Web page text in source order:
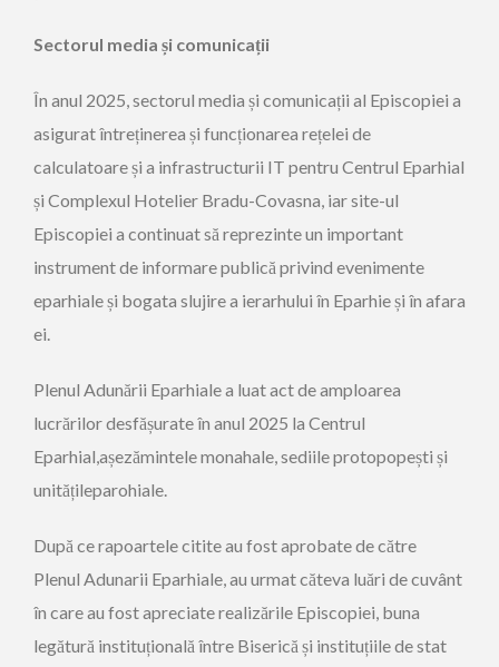
Sectorul media și comunicații
În anul 2025, sectorul media și comunicații al Episcopiei a
asigurat întreținerea și funcționarea rețelei de
calculatoare și a infrastructurii IT pentru Centrul Eparhial
și Complexul Hotelier Bradu-Covasna, iar site-ul
Episcopiei a continuat să reprezinte un important
instrument de informare publică privind evenimente
eparhiale și bogata slujire a ierarhului în Eparhie și în afara
ei.
Plenul Adunării Eparhiale a luat act de amploarea
lucrărilor desfășurate în anul 2025 la Centrul
Eparhial,așezămintele monahale, sediile protopopești și
unitățileparohiale.
După ce rapoartele citite au fost aprobate de către
Plenul Adunarii Eparhiale, au urmat căteva luări de cuvânt
în careau fost apreciate realizările Episcopiei, buna
legătură instituțională între Biserică și instituțiile de stat